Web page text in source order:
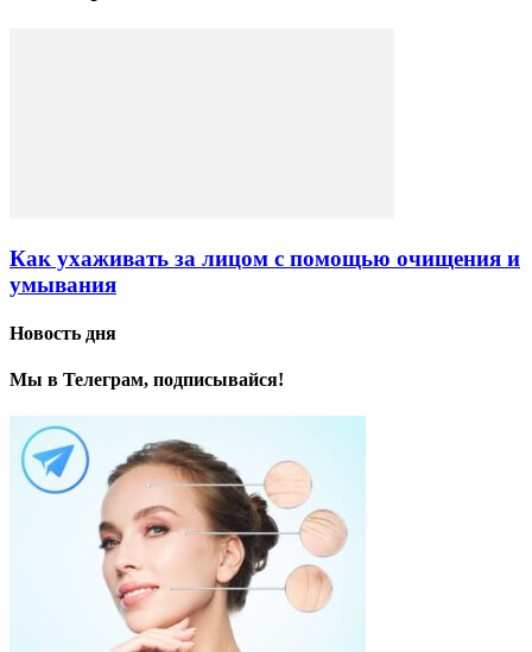
Как ухаживать за лицом c помощью очищения и
умывания
Новость дня
Мы в Телеграм, подписывайся!